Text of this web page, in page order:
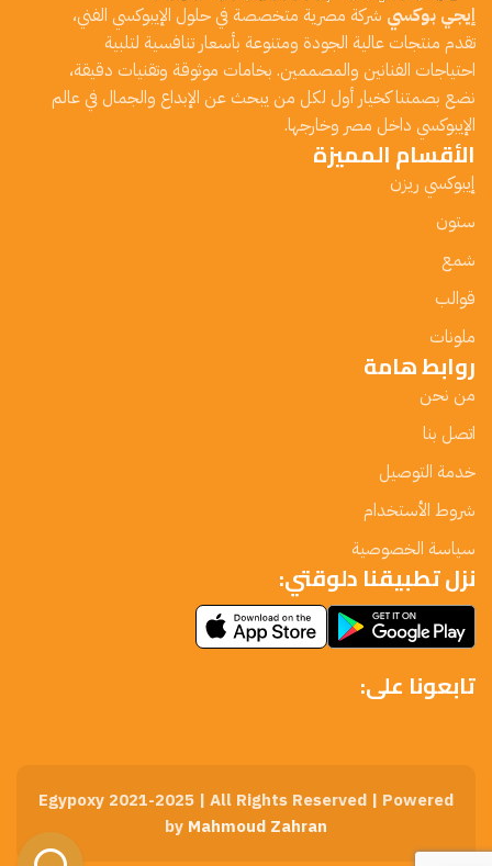
إيجي بوكسي شركة مصرية متخصصة في حلول الإيبوكسي الفني،
تقدم منتجات عالية الجودة ومتنوعة بأسعار تنافسية لتلبية
احتياجات الفنانين والمصممين. بخامات موثوقة وتقنيات دقيقة،
نضع بصمتنا كخيار أول لكل من يبحث عن الإبداع والجمال في عالم
الإيبوكسي داخل مصر وخارجها.
الأقسام المميزة
إيبوكسي ريزن
ستون
شمع
قوالب
ملونات
روابط هامة
من نحن
اتصل بنا
خدمة التوصيل
شروط الأستخدام
سياسة الخصوصية
نزل تطبيقنا دلوقتي:
تابعونا على:
Egypoxy 2021-2025 | All Rights Reserved | Powered
by Mahmoud Zahran